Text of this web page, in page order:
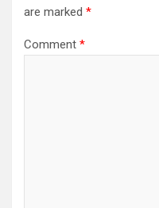
are marked *
Comment *